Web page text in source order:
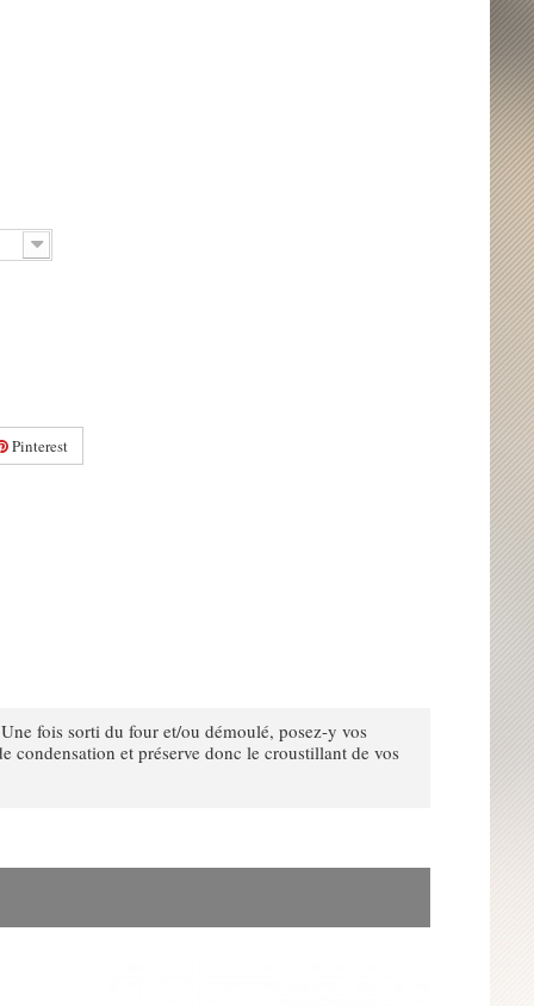
Pinterest
fois sorti du four et/ou démoulé, posez-y vos
condensation et préserve donc le croustillant de vos